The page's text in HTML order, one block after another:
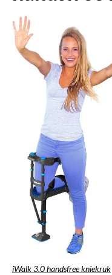
iWalk 3.0 handsfree kniekruk